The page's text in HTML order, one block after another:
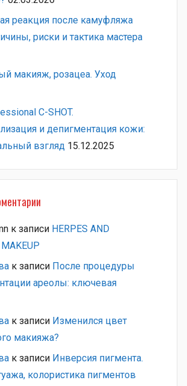
реакция после камуфляжа
риски и тактика мастера
макияж, розацеа. Уход
C-SHOT.
и депигментация кожи:
взгляд 15.12.2025
к записи HERPES AND
к записи После процедуры
ареолы: ключевая
к записи Изменился цвет
макияжа?
к записи Инверсия пигмента.
колористика пигментов